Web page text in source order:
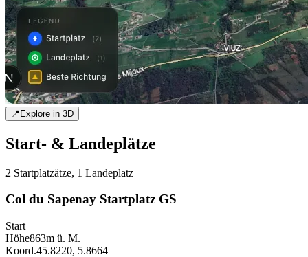
📍Explore in 3D
Start- & Landeplätze
2 Startplatzätze, 1 Landeplatz
Col du Sapenay Startplatz GS
Start
Höhe863m ü. M.
Koord.45.8220, 5.8664